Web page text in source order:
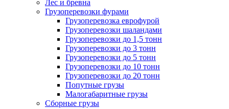
Лес и бревна
Грузоперевозки фурами
Грузоперевозка еврофурой
Грузоперевозки шаландами
Грузоперевозки до 1,5 тонн
Грузоперевозки до 3 тонн
Грузоперевозки до 5 тонн
Грузоперевозки до 10 тонн
Грузоперевозки до 20 тонн
Попутные грузы
Малогабаритные грузы
Сборные грузы